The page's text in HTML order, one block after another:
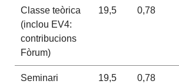
Classe teòrica
(inclou EV4:
contribucions
Fòrum)
19,5 0,78
Seminari
19,5 0,78